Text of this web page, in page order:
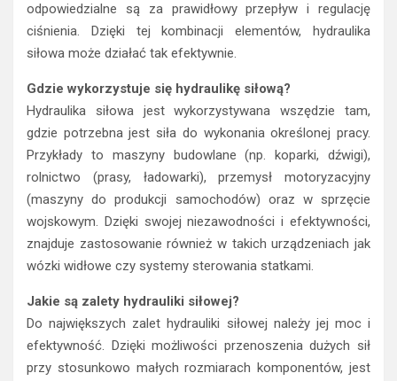
odpowiedzialne są za prawidłowy przepływ i regulację
ciśnienia. Dzięki tej kombinacji elementów, hydraulika
siłowa może działać tak efektywnie.
Gdzie wykorzystuje się hydraulikę siłową?
Hydraulika siłowa jest wykorzystywana wszędzie tam,
gdzie potrzebna jest siła do wykonania określonej pracy.
Przykłady to maszyny budowlane (np. koparki, dźwigi),
rolnictwo (prasy, ładowarki), przemysł motoryzacyjny
(maszyny do produkcji samochodów) oraz w sprzęcie
wojskowym. Dzięki swojej niezawodności i efektywności,
znajduje zastosowanie również w takich urządzeniach jak
wózki widłowe czy systemy sterowania statkami.
Jakie są zalety hydrauliki siłowej?
Do największych zalet hydrauliki siłowej należy jej moc i
efektywność. Dzięki możliwości przenoszenia dużych sił
przy stosunkowo małych rozmiarach komponentów, jest